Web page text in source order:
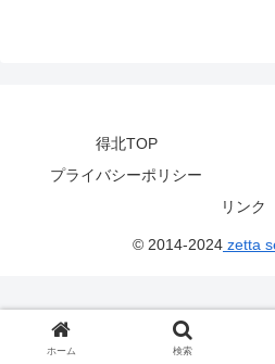
得北TOP
プライバシーポリシー
リンク
© 2014-2024 zetta
ホーム 検索